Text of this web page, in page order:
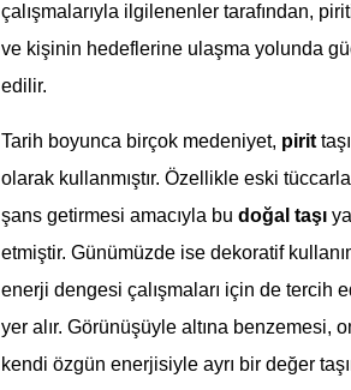
çalışmalarıyla ilgilenenler tarafından,
ve kişinin hedeflerine ulaşma yolunda
edilir.
Tarih boyunca birçok medeniyet, pirit
olarak kullanmıştır. Özellikle eski
şans getirmesi amacıyla bu doğal taşı
etmiştir. Günümüzde ise dekoratif
enerji dengesi çalışmaları için de tercih
yer alır. Görünüşüyle altına benzemesi,
kendi özgün enerjisiyle ayrı bir değer